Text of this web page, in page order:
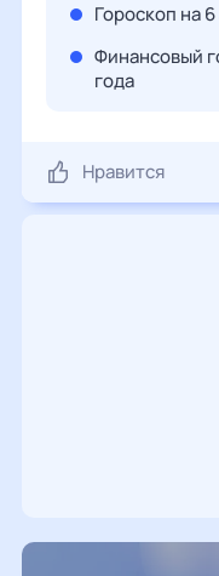
Гороскоп на
Финансовый
года
Нравится